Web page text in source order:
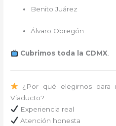
Benito Juárez
Álvaro Obregón
Cubrimos toda la CDMX.
¿Por qué elegirnos para
Viaducto?
Experiencia real
Atención honesta